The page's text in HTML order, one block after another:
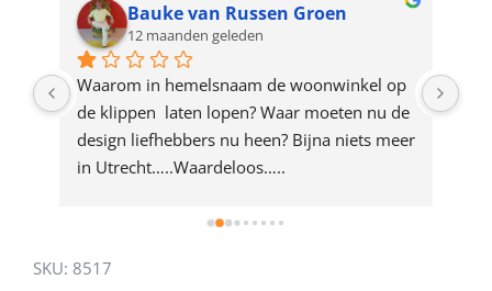
product
Bauke van Russen Groen
12 maanden geleden
Waarom in hemelsnaam de woonwinkel op
de klippen  laten lopen? Waar moeten nu de
design liefhebbers nu heen? Bijna niets meer
in Utrecht…..Waardeloos…..
SKU: 8517